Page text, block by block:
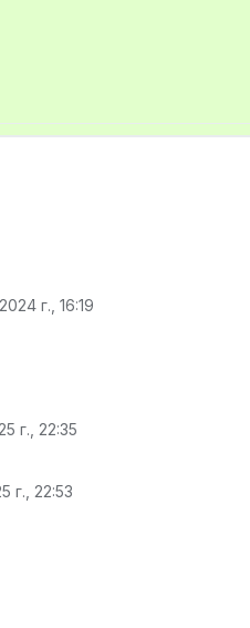
г., 16:19
г., 22:35
г., 22:53